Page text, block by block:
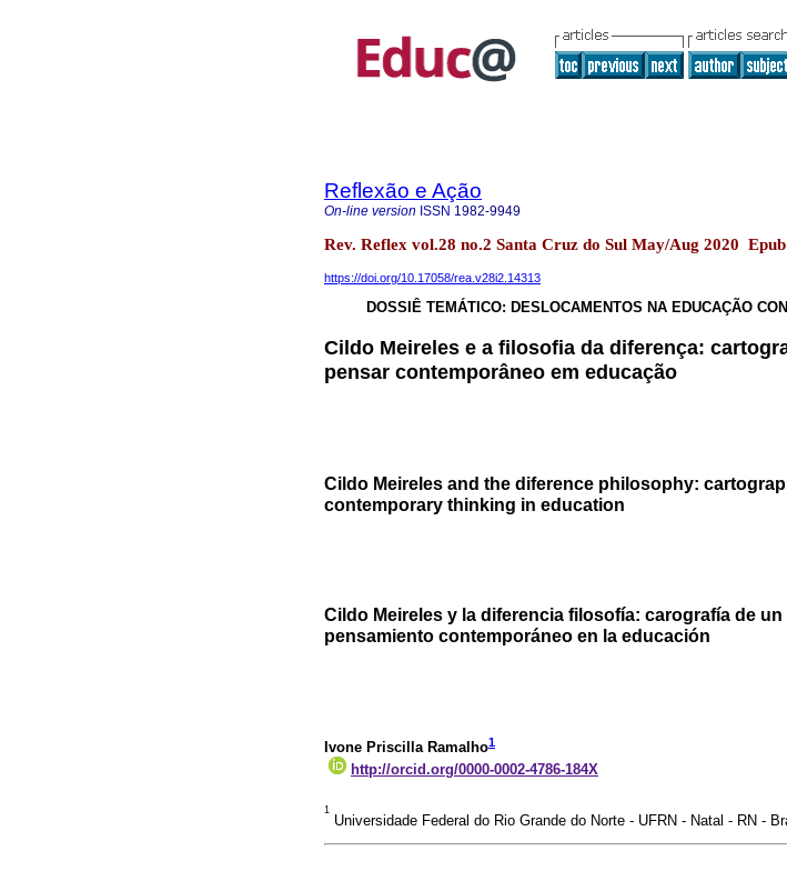
Reflexão e Ação
On-line version ISSN 1982-9949
Rev. Reflex vol.28 no.2 Santa Cruz do Sul May/Aug 2020
https://doi.org/10.17058/rea.v28i2.14313
DOSSIÊ TEMÁTICO: DESLOCAMENTOS NA EDUCAÇÃO
Cildo Meireles e a filosofia da diferença:
pensar contemporâneo em educação
Cildo Meireles and the diference philosophy:
contemporary thinking in education
Cildo Meireles y la diferencia filosofía: carografía de un
pensamiento contemporáneo en la educación
Ivone Priscilla Ramalho1
http://orcid.org/0000-0002-4786-184X
1
Universidade Federal do Rio Grande do Norte - UFRN - Natal - RN -